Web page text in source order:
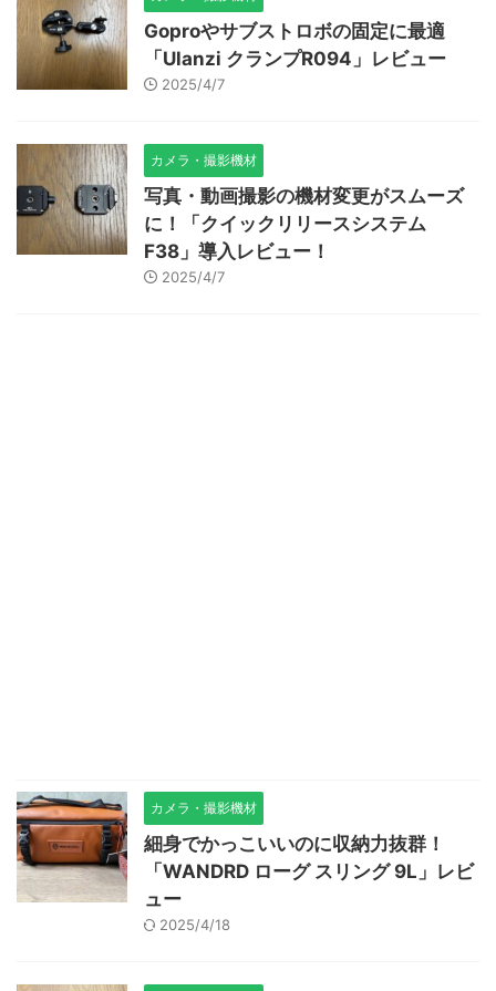
Goproやサブストロボの固定に最適
「Ulanzi クランプR094」レビュー
2025/4/7
カメラ・撮影機材
写真・動画撮影の機材変更がスムーズ
に！「クイックリリースシステム
F38」導入レビュー！
2025/4/7
カメラ・撮影機材
細身でかっこいいのに収納力抜群！
「WANDRD ローグ スリング 9L」レビ
ュー
2025/4/18